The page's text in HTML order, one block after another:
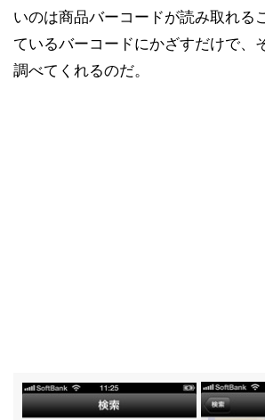
いのは商品バーコードが読み取れる
ているバーコードにかざすだけで、
調べてくれるのだ。